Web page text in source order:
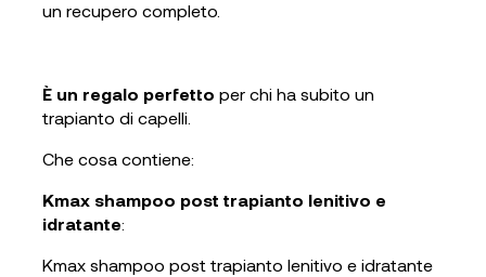
un recupero completo.
È un regalo perfetto per chi ha subito un
trapianto di capelli.
Che cosa contiene:
Kmax shampoo post trapianto lenitivo e
idratante:
Kmax shampoo post trapianto lenitivo e idratante